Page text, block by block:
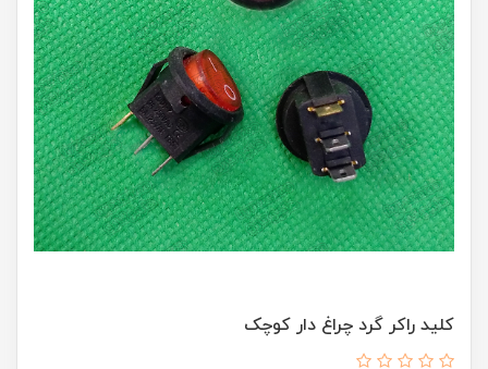
کلید راکر گرد چراغ دار کوچک